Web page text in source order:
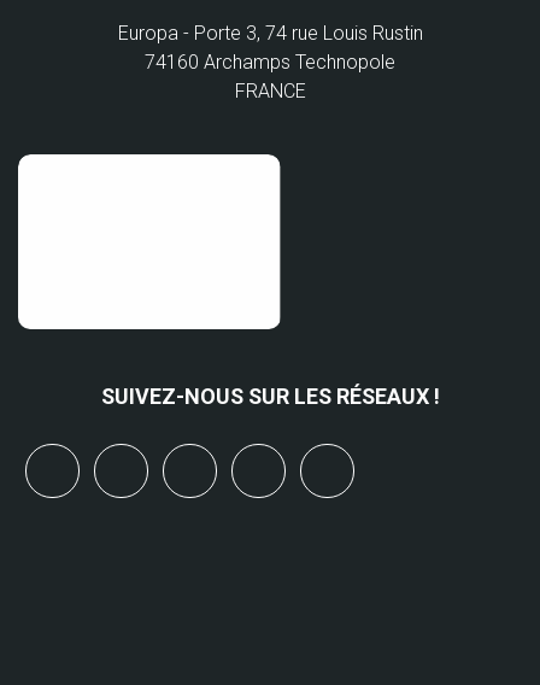
Europa - Porte 3, 74 rue Louis Rustin
74160 Archamps Technopole
FRANCE
SUIVEZ-NOUS SUR LES RÉSEAUX !
linkedinyoutubebluesky mastodon